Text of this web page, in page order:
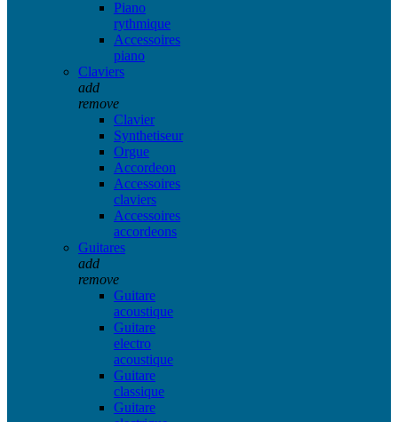
Piano
rythmique
Accessoires
piano
Claviers
add
remove
Clavier
Synthetiseur
Orgue
Accordeon
Accessoires
claviers
Accessoires
accordeons
Guitares
add
remove
Guitare
acoustique
Guitare
electro
acoustique
Guitare
classique
Guitare